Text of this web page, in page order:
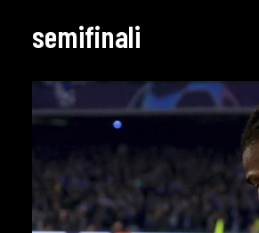
semifinali